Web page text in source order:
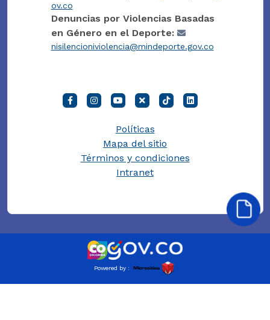
ov.co
Denuncias por Violencias Basadas
en Género en el Deporte:
nisilencioniviolencia@mindeporte.gov.co
Políticas
Mapa del sitio
Términos y condiciones
Intranet
Powered by :